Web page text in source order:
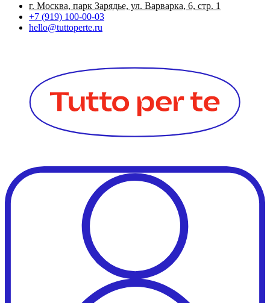
г. Москва, парк Зарядье, ул. Варварка, 6, стр. 1
+7 (919) 100-00-03
hello@tuttoperte.ru